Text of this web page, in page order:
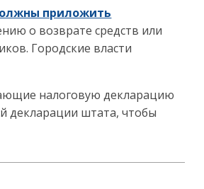
приложить
о возврате средств или
Городские власти
налоговую декларацию
декларации штата, чтобы